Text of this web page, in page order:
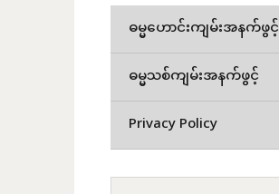
ဓမ္မဟောင်းကျမ်းအနက်ဖွင့်
ဓမ္မသစ်ကျမ်းအနက်ဖွင့်
Privacy Policy